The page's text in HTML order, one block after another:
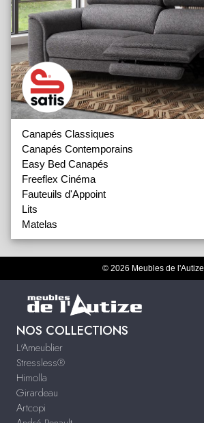
Canapés Classiques
Canapés Contemporains
Easy Bed Canapés
Freeflex Cinéma
Fauteuils d'Appoint
Lits
Matelas
© 2026 Meubles de l'Autize
NOS COLLECTIONS
L'Ameublier
Stressless®
Himolla
Girardeau
Artcopi